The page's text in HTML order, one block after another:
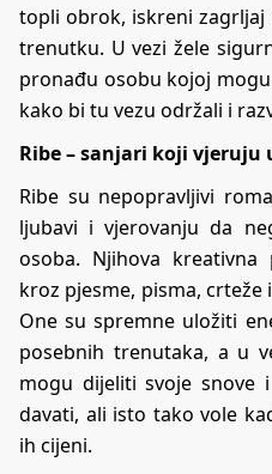
topli obrok, iskreni
trenutku. U vezi žele
pronađu osobu kojoj
kako bi tu vezu održali i
Ribe – sanjari koji vjeruju
Ribe su nepopravljivi
ljubavi i vjerovanju da
osoba. Njihova
kroz pjesme, pisma, crteže
One su spremne uložiti
posebnih trenutaka, a u
mogu dijeliti svoje snove
davati, ali isto tako vole
ih cijeni.